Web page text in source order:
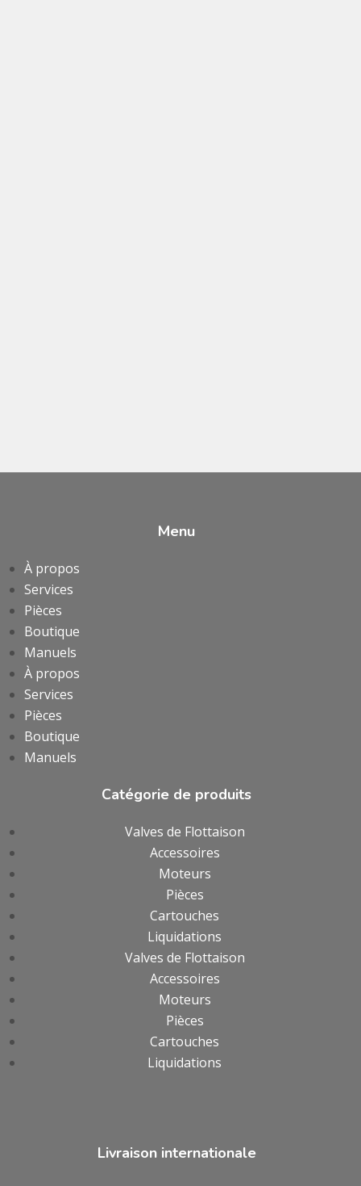
Menu
À propos
Services
Pièces
Boutique
Manuels
À propos
Services
Pièces
Boutique
Manuels
Catégorie de produits
Valves de Flottaison
Accessoires
Moteurs
Pièces
Cartouches
Liquidations
Valves de Flottaison
Accessoires
Moteurs
Pièces
Cartouches
Liquidations
Livraison internationale